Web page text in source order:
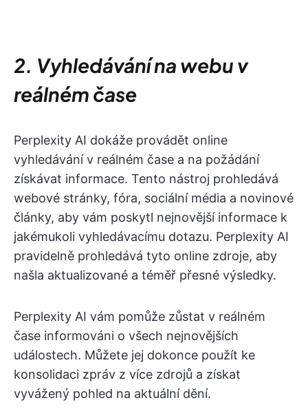
2. Vyhledávání na webu v
reálném čase
Perplexity AI dokáže provádět online
vyhledávání v reálném čase a na požádání
získávat informace. Tento nástroj prohledává
webové stránky, fóra, sociální média a novinové
články, aby vám poskytl nejnovější informace k
jakémukoli vyhledávacímu dotazu. Perplexity AI
pravidelně prohledává tyto online zdroje, aby
našla aktualizované a téměř přesné výsledky.
Perplexity AI vám pomůže zůstat v reálném
čase informováni o všech nejnovějších
událostech. Můžete jej dokonce použít ke
konsolidaci zpráv z více zdrojů a získat
vyvážený pohled na aktuální dění.